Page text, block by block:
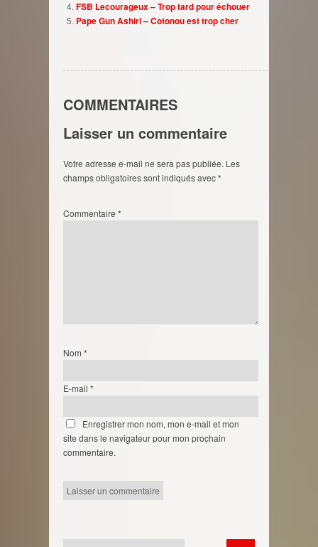
FSB Lecourageux – Trop tard pour échouer
Pape Gun Ashiri – Cotonou est trop cher
COMMENTAIRES
Laisser un commentaire
Votre adresse e-mail ne sera pas publiée. Les
champs obligatoires sont indiqués avec*
Commentaire *
Nom *
E-mail *
Enregistrer mon nom, mon e-mail et mon
site dans le navigateur pour mon prochain
commentaire.